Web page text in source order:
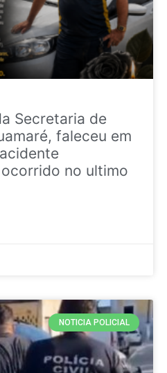
Secretaria de
faleceu em
no ultimo
NOTICIA POLICIAL